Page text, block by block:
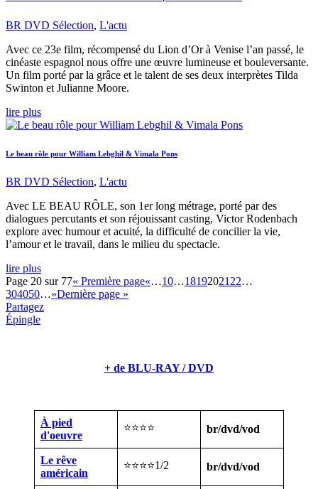
BR DVD Sélection, L'actu
Avec ce 23e film, récompensé du Lion d’Or à Venise l’an passé, le
cinéaste espagnol nous offre une œuvre lumineuse et bouleversante.
Un film porté par la grâce et le talent de ses deux interprètes Tilda
Swinton et Julianne Moore.
lire plus
Le beau rôle pour William Lebghil & Vimala Pons
BR DVD Sélection, L'actu
Avec LE BEAU RÔLE, son 1er long métrage, porté par des
dialogues percutants et son réjouissant casting, Victor Rodenbach
explore avec humour et acuité, la difficulté de concilier la vie,
l’amour et le travail, dans le milieu du spectacle.
lire plus
Page 20 sur 77« Première page«…10…18192021 22…
304050…»Dernière page »
Partagez
Épingle
+ de BLU-RAY / DVD
À pied
d'oeuvre
⭐⭐⭐⭐ br/dvd/vod
Le rêve
américain
⭐⭐⭐⭐1/2 br/dvd/vod